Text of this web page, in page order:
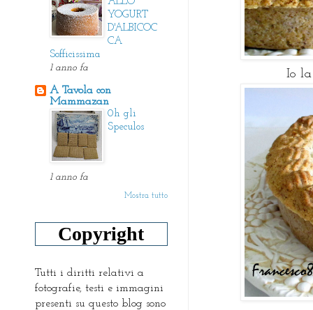
Io la
YOGURT
D'ALBICOC
CA
Sofficissima
1 anno fa
A Tavola con
Mammazan
0h gli
Speculos
1 anno fa
Mostra tutto
Copyright
Tutti i diritti relativi a
fotografie, testi e immagini
presenti su questo blog sono